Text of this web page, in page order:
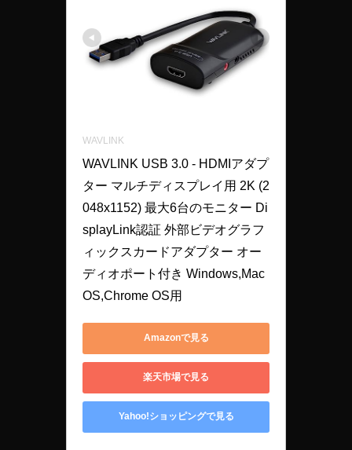
WAVLINK
WAVLINK USB 3.0 - HDMIアダプ
ター マルチディスプレイ用 2K (2
048x1152) 最大6台のモニター Di
splayLink認証 外部ビデオグラフ
ィックスカードアダプター オー
ディオポート付き Windows,Mac
OS,Chrome OS用
Amazonで見る
楽天市場で見る
Yahoo!ショッピングで見る